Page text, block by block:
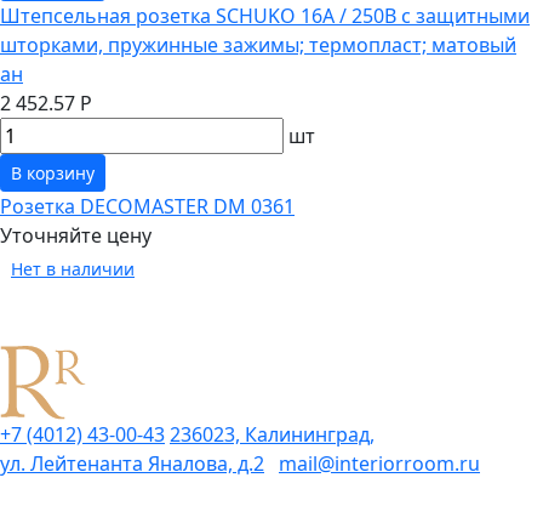
Штепсельная розетка SCHUKO 16А / 250В с защитными
шторками, пружинные зажимы; термопласт; матовый
ан
2 452.57 Р
шт
В корзину
Розетка DECOMASTER DM 0361
Уточняйте цену
Нет в наличии
+7 (4012) 43-00-43236023, Калининград,
ул. Лейтенанта Яналова, д.2 mail@interiorroom.ru